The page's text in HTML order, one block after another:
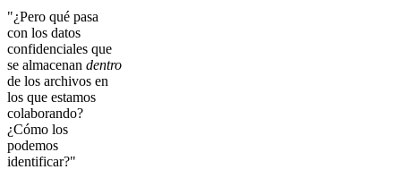
"¿Pero qué pasa
con los datos
confidenciales que
se almacenan dentro
de los archivos en
los que estamos
colaborando?
¿Cómo los
podemos
identificar?"